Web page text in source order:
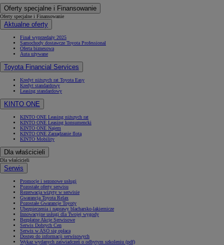
Oferty specjalne i Finansowanie
Oferty specjalne i Finansowanie
Aktualne oferty
Finał wyprzedaży 2025
Samochody dostawcze Toyota Professional
Oferta biznesowa
Auta używane
Toyota Financial Services
Kredyt niższych rat Toyota Easy
Kredyt standardowy
Leasing standardowy
KINTO ONE
KINTO ONE Leasing niższych rat
KINTO ONE Leasing konsumencki
KINTO ONE Najem
KINTO ONE Zarządzanie flotą
KINTO Mobility
Dla właścicieli
Dla właścicieli
Serwis
Promocje i sezonowe usługi
Pozostałe oferty serwisu
Rezerwacja wizyty w serwisie
Gwarancja Toyota Relax
Pozostałe Gwarancje Toyoty
Ubezpieczenia i naprawy blacharsko-lakiernicze
Innowacyjne usługi dla Twojej wygody
Bezpłatne Akcje Serwisowe
Serwis Dobrych Cen
Serwis w ASO się opłaca
Dostęp do informacji serwisowych
Wykaz wydanych zaświadczeń o odbytym szkoleniu (pdf)